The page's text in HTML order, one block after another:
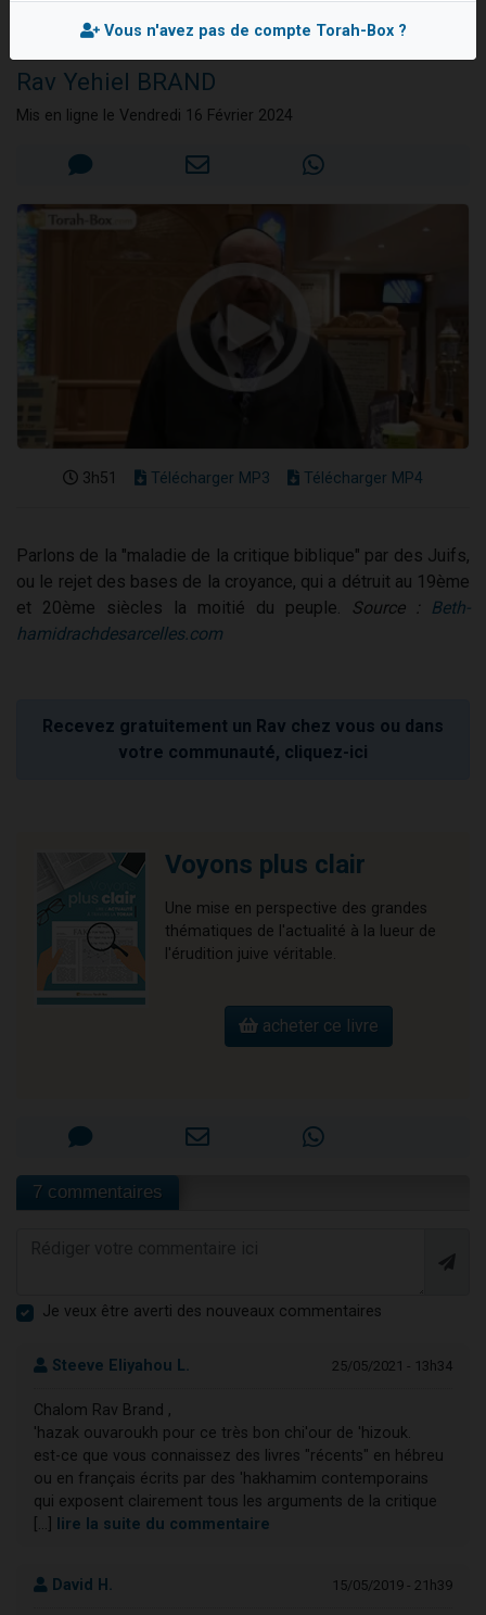
Il reste 49 places pour étudier en groupe sur Zoom
12 nouvelles musiques dans Torah-Box Music
l'Histoire Juive
Rav Yehiel BRAND
Mis en ligne le Vendredi 16 Février 2024
3h51 Télécharger MP3 Télécharger MP4
Parlons de la "maladie de la critique biblique" par des Juifs,
ou le rejet des bases de la croyance, qui a détruit au 19ème
et 20ème siècles la moitié du peuple.
Source :
Beth-
hamidrachdesarcelles.com
Recevez gratuitement un Rav chez vous ou dans
votre communauté, cliquez-ici
Voyons plus clair
Une mise en perspective des grandes
thématiques de l'actualité à la lueur de
l'érudition juive véritable.
acheter ce livre
7 commentaires
Je veux être averti des nouveaux commentaires
Steeve Eliyahou L. 25/05/2021 - 13h34
Chalom Rav Brand ,
'hazak ouvaroukh pour ce très bon chi'our de 'hizouk.
est-ce que vous connaissez des livres "récents" en hébreu
ou en français écrits par des 'hakhamim contemporains
qui exposent clairement tous les arguments de la critique
[...]
lire la suite du commentaire
David H. 15/05/2019 - 21h39
Vous n'avez pas de compte Torah-Box ?